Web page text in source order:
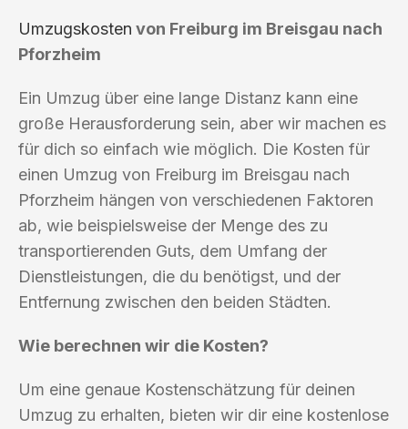
Umzugskosten von Freiburg im Breisgau nach
Pforzheim
Ein Umzug über eine lange Distanz kann eine
große Herausforderung sein, aber wir machen es
für dich so einfach wie möglich. Die Kosten für
einen Umzug von Freiburg im Breisgau nach
Pforzheim hängen von verschiedenen Faktoren
ab, wie beispielsweise der Menge des zu
transportierenden Guts, dem Umfang der
Dienstleistungen, die du benötigst, und der
Entfernung zwischen den beiden Städten.
Wie berechnen wir die Kosten?
Um eine genaue Kostenschätzung für deinen
Umzug zu erhalten, bieten wir dir eine kostenlose